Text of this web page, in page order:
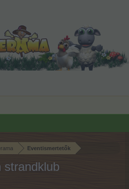
Eventismertetők
strandklub